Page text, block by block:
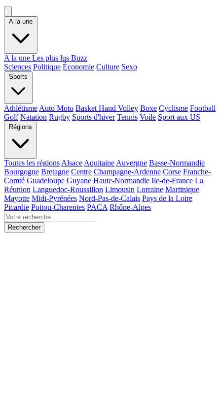
A la une
A la une Les plus lus Buzz
Sciences Politique Économie Culture Sexo
Sports
Athlétisme Auto Moto Basket Hand Volley Boxe Cyclisme Football
Golf Natation Rugby Sports d'hiver Tennis Voile Sport aux US
Régions
Toutes les régions Alsace Aquitaine Auvergne Basse-Normandie
Bourgogne Bretagne Centre Champagne-Ardenne Corse Franche-
Comté Guadeloupe Guyane Haute-Normandie Ile-de-France La
Réunion Languedoc-Roussillon Limousin Lorraine Martinique
Mayotte Midi-Pyrénées Nord-Pas-de-Calais Pays de la Loire
Picardie Poitou-Charentes PACA Rhône-Alpes
Rechercher